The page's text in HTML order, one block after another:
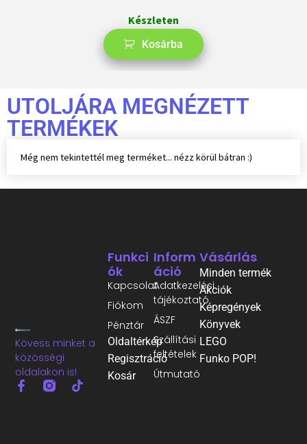
Készleten
Kosárba
UTOLJÁRA MEGNÉZETT
TERMÉKEK
Még nem tekintettél meg terméket... nézz körül bátran :)
Kövess minket a
közösségi
oldalakon is!
Inform
Áció
Adatkezelési
tájékoztató
ÁSZF
Szállítási
feltételek
Útmutató
Funkci
Ók
Kapcsolat
Fiókom
Pénztár
Oldaltérkép
Regisztráció
Kosár
Vásárlás
Minden termék
Akciók
Képregények
Könyvek
LEGO
Funko POP!